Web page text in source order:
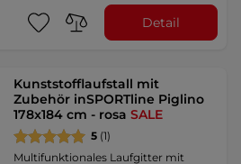
Detail
Kunststofflaufstall mit
Zubehör inSPORTline Piglino
178x184 cm - rosaSALE
5 (1)
Multifunktionales Laufgitter mit